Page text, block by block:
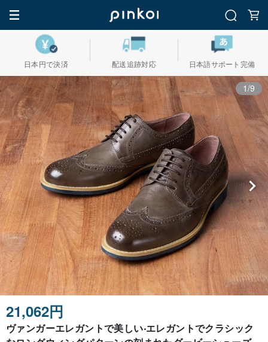
日本円で決済 配送追跡対応 日本語サポート完備
1/9
21,062円
ヴァンガーエレガントで美しい‧エレガントでクラシック